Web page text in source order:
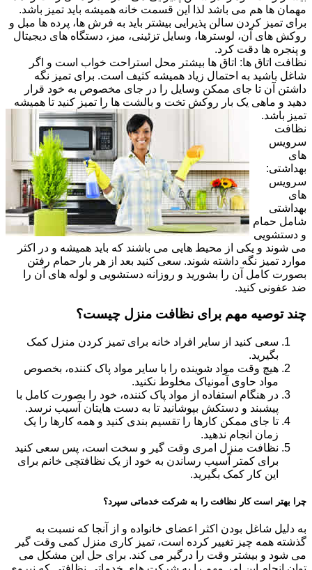
مهمان ها هم می باشد لذا این قسمت خانه همیشه باید تمیز باشد.
برای تمیز کردن سالن پذیرایی بیشتر باید به فرش ها، پرده ها مبل و
روکش های آن، لوسترها، وسایل تزئینی، میز، دستگاه های دیجیتال
و پنجره ها دقت کرد.
نظافت اتاق ها: اتاق ها بیشتر محل استراحت خواب است و اگر
شاغل باشید به احتمال زیاد همیشه کثیف است. برای تمیز نگه
داشتن آن تا جای ممکن وسایل را در جای مخصوص به خود قرار
دهید و ماهی یک بار روکش تخت و بالشت ها را تمیز کنید تا همیشه
تمیز باشد.
نظافت
سرویس
های
بهداشتی:
سرویس
های
بهداشتی
شامل حمام
و دستشویی
می شوند و یکی از محیط هایی می باشند که باید همیشه و در اکثر
موارد تمیز نگه داشته شوند. سعی کنید بعد از هر بار حمام رفتن
بصورت کامل آن را بشورید و روزانه دستشویی و لوله های آن را
ضد عفونی کنید.
چند توصیه مهم برای نظافت منزل چیست؟
سعی کنید از سایر افراد خانه برای تمیز کردن منزل کمک
بگیرید.
هیچ وقت مواد شوینده را با سایر مواد پاک کننده، بخصوص
مواد حاوی آمونیاک مخلوط نکنید.
در هنگام استفاده از مواد پاک کننده، خود را بصورت کامل با
پیشبند و دستکش بپوشانید تا به دست هایتان آسیب نرسد.
تا جای ممکن کارها را تقسیم بندی کنید و همه کارها را یک
زمان انجام ندهید.
نظافت منزل امری وقت گیر و سخت است، پس سعی کنید
برای کمتر آسیب رساندن به خود از یک نظافتچی خانم برای
این کار کمک بگیرید.
چرا بهتر است کار نظافت را به شرکت خدماتی سپرد؟
به دلیل شاغل بودن اکثر اعضای خانواده و از آنجا که نسبت به
گذشته همه چیز تغییر کرده است، تمیز کاری منزل کمی وقت گیر
می شود و بیشتر وقت را درگیر می کند. برای حل این مشکل می